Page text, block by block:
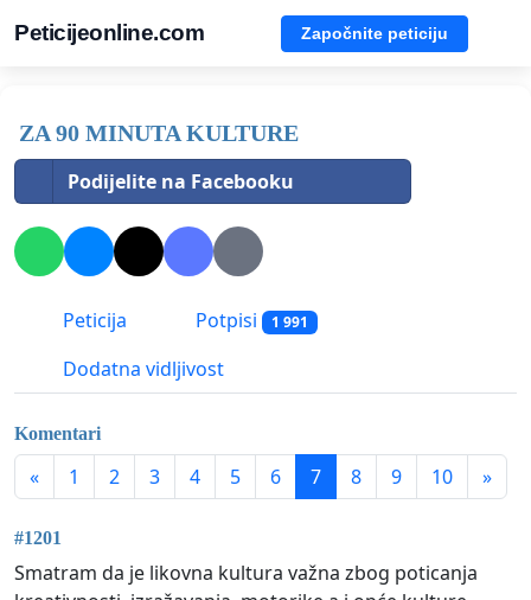
Peticijeonline.com Započnite peticiju
ZA 90 MINUTA KULTURE
Podijelite na Facebooku
Peticija Potpisi 1 991
Dodatna vidljivost
Komentari
« 1 2 3 4 5 6 7 8 9 10 »
#1201
Smatram da je likovna kultura važna zbog poticanja